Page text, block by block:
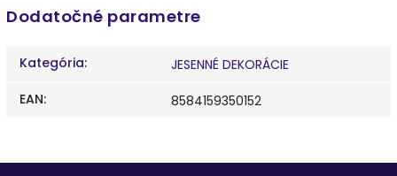
Dodatočné parametre
Kategória:
JESENNÉ DEKORÁCIE
EAN: 8584159350152